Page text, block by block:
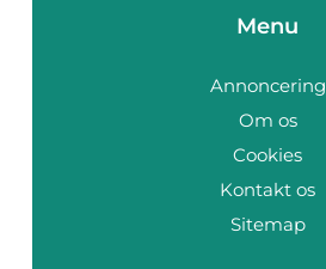
Menu
Annoncering
Om os
Cookies
Kontakt os
Sitemap